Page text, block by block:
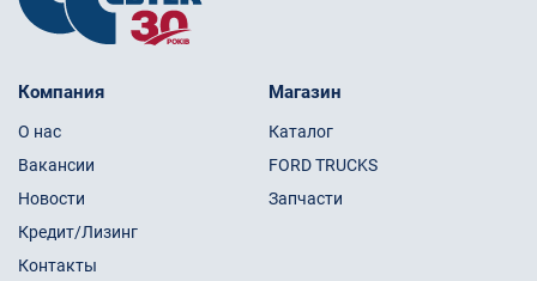
Компания
О нас
Вакансии
Новости
Кредит/Лизинг
Контакты
Магазин
Каталог
FORD TRUCKS
Запчасти